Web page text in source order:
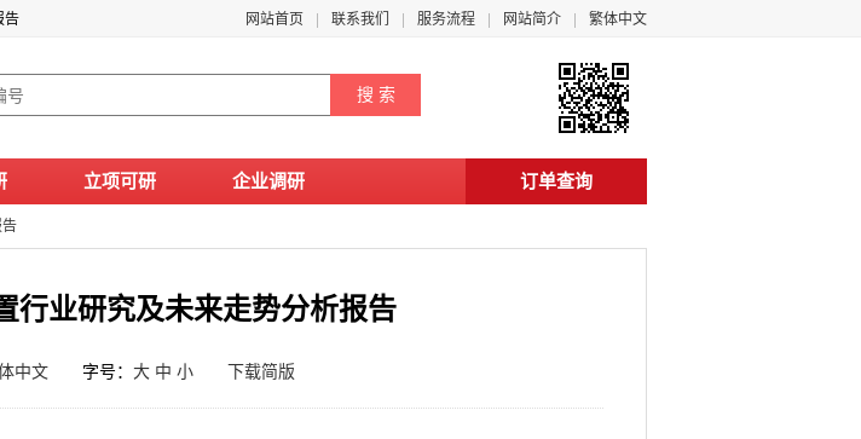
告 网站首页 联系我们 服务流程 网站简介 繁体中文
立项可研 企业调研 订单查询
告
行业研究及未来走势分析报告
中文字号： 大 中 小 下载简版